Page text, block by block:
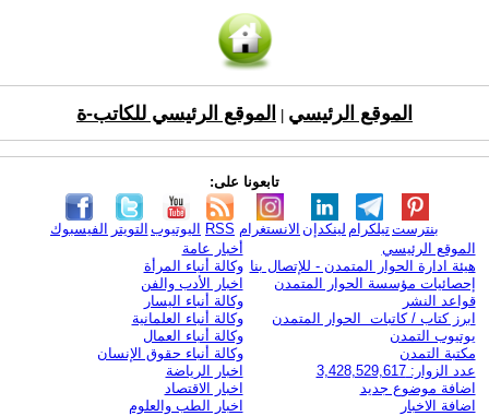
الموقع الرئيسي الموقع الرئيسي للكاتب-ة
تابعونا على:
الفيسبوك التويتر اليوتيوب RSS الانستغرام لينكدإن تيلكرامبنترست
الموقع الرئيسي
هيئة ادارة الحوار المتمدن - للإتصال بنا
إحصائيات مؤسسة الحوار المتمدن
قواعد النشر
ابرز كتاب / كاتبات الحوار المتمدن
يوتيوب التمدن
مكتبة التمدن
عدد الزوار: 3,428,529,617
اضافة موضوع جديد
اضافة الاخبار
أخبار عامة
وكالة أنباء المرأة
اخبار الأدب والفن
وكالة أنباء اليسار
وكالة أنباء العلمانية
وكالة أنباء العمال
وكالة أنباء حقوق الإنسان
اخبار الرياضة
اخبار الاقتصاد
اخبار الطب والعلوم